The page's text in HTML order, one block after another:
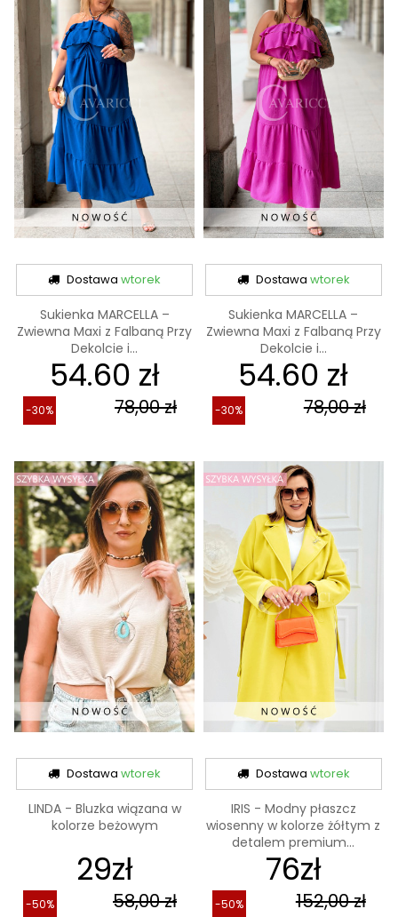
Dostawawtorek
Sukienka MARCELLA –
Zwiewna Maxi z Falbaną Przy
Dekolcie i...
54.60 zł
78,00 zł
-30%
Dostawa wtorek
Sukienka MARCELLA –
Zwiewna Maxi z Falbaną Przy
Dekolcie i...
54.60 zł
78,00 zł
-30%
Dostawawtorek
LINDA - Bluzka wiązana w
kolorze beżowym
29zł
58,00 zł
-50%
Dostawa wtorek
IRIS - Modny płaszcz
wiosenny w kolorze żółtym z
detalem premium...
76zł
152,00 zł
-50%